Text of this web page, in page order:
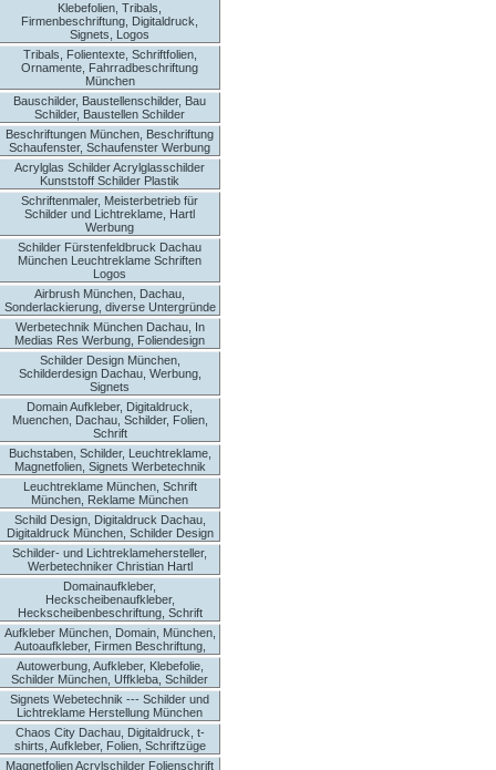
Klebefolien, Tribals,
Firmenbeschriftung, Digitaldruck,
Signets, Logos
Tribals, Folientexte, Schriftfolien,
Ornamente, Fahrradbeschriftung
München
Bauschilder, Baustellenschilder, Bau
Schilder, Baustellen Schilder
Beschriftungen München, Beschriftung
Schaufenster, Schaufenster Werbung
Acrylglas Schilder Acrylglasschilder
Kunststoff Schilder Plastik
Schriftenmaler, Meisterbetrieb für
Schilder und Lichtreklame, Hartl
Werbung
Schilder Fürstenfeldbruck Dachau
München Leuchtreklame Schriften
Logos
Airbrush München, Dachau,
Sonderlackierung, diverse Untergründe
Werbetechnik München Dachau, In
Medias Res Werbung, Foliendesign
Schilder Design München,
Schilderdesign Dachau, Werbung,
Signets
Domain Aufkleber, Digitaldruck,
Muenchen, Dachau, Schilder, Folien,
Schrift
Buchstaben, Schilder, Leuchtreklame,
Magnetfolien, Signets Werbetechnik
Leuchtreklame München, Schrift
München, Reklame München
Schild Design, Digitaldruck Dachau,
Digitaldruck München, Schilder Design
Schilder- und Lichtreklamehersteller,
Werbetechniker Christian Hartl
Domainaufkleber,
Heckscheibenaufkleber,
Heckscheibenbeschriftung, Schrift
Aufkleber München, Domain, München,
Autoaufkleber, Firmen Beschriftung,
Autowerbung, Aufkleber, Klebefolie,
Schilder München, Uffkleba, Schilder
Signets Webetechnik --- Schilder und
Lichtreklame Herstellung München
Chaos City Dachau, Digitaldruck, t-
shirts, Aufkleber, Folien, Schriftzüge
Magnetfolien Acrylschilder Folienschrift